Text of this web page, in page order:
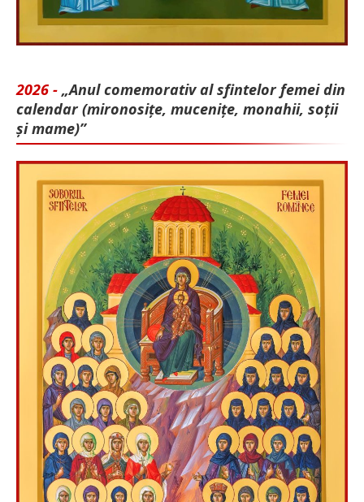
2026 - „Anul comemorativ al sfintelor femei din
calendar (mironosițe, mu­cenițe, monahii, soții
și mame)”